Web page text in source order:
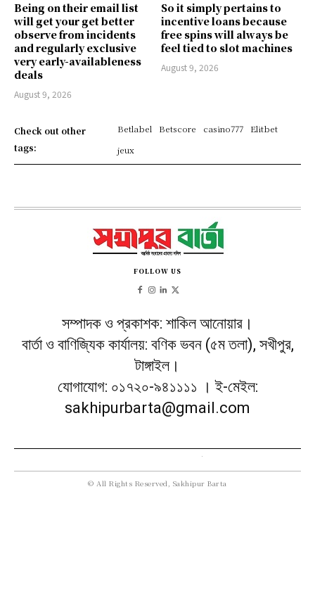
Being on their email list
will get your get better
observe from incidents
and regularly exclusive
very early-availableness
deals
August 9, 2026
So it simply pertains to
incentive loans because
free spins will always be
feel tied to slot machines
August 9, 2026
Check out other
tags:
Betlabel Betscore casino777
Elitbet
jeux
FOLLOW US
সম্পাদক ও প্রকাশক: শাকিল আনোয়ার।
বার্তা ও বাণিজ্যিক কার্যালয়: বণিক ভবন (৫ম তলা), সখীপুর,
টাঙ্গাইল।
যোগাযোগ: ০১৭২০-৯৪১১১১ । ই-মেইল:
sakhipurbarta@gmail.com
© All Rights Reserved, Sakhipur Barta